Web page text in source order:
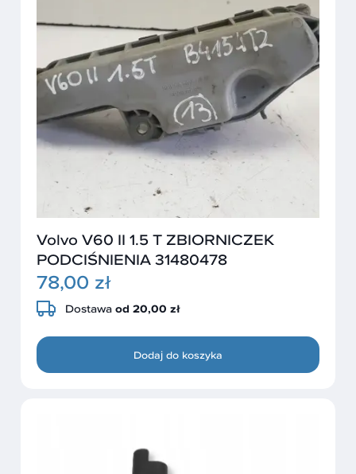
Volvo V60 II 1.5 T ZBIORNICZEK
PODCIŚNIENIA 31480478
78,00 zł
Dostawa od 20,00 zł
Dodaj do koszyka